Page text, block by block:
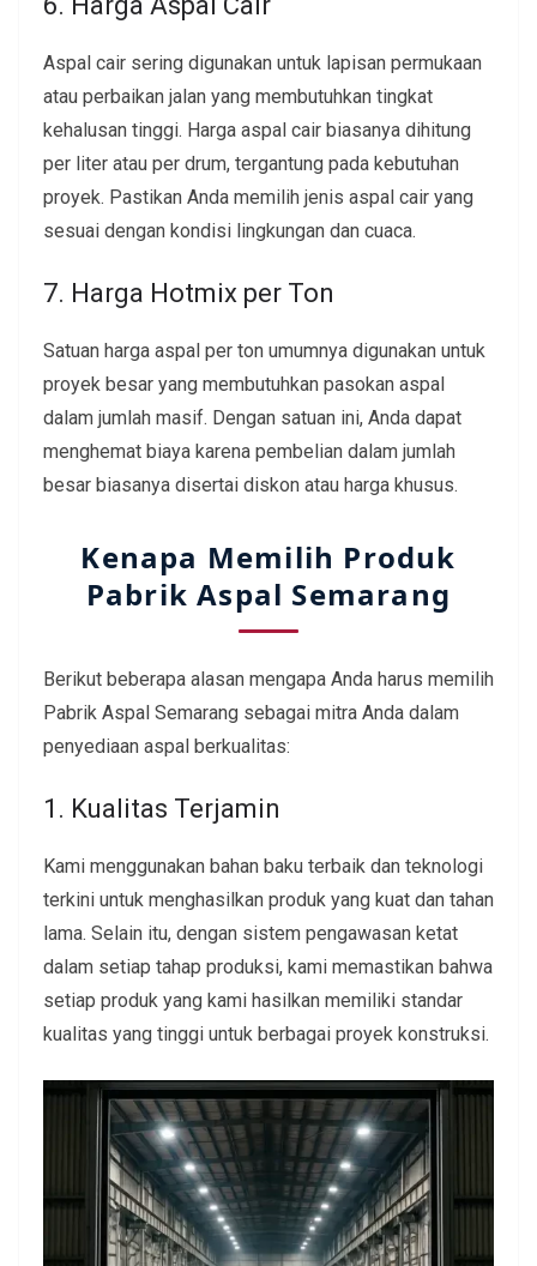
Aspal cair sering digunakan untuk lapisan permukaan
atau perbaikan jalan yang membutuhkan tingkat
kehalusan tinggi. Harga aspal cair biasanya dihitung
per liter atau per drum, tergantung pada kebutuhan
proyek. Pastikan Anda memilih jenis aspal cair yang
sesuai dengan kondisi lingkungan dan cuaca.
7. Harga Hotmix per Ton
Satuan harga aspal per ton umumnya digunakan untuk
proyek besar yang membutuhkan pasokan aspal
dalam jumlah masif. Dengan satuan ini, Anda dapat
menghemat biaya karena pembelian dalam jumlah
besar biasanya disertai diskon atau harga khusus.
Kenapa Memilih Produk
Pabrik Aspal Semarang
Berikut beberapa alasan mengapa Anda harus memilih
Pabrik Aspal Semarang sebagai mitra Anda dalam
penyediaan aspal berkualitas:
1. Kualitas Terjamin
Kami menggunakan bahan baku terbaik dan teknologi
terkini untuk menghasilkan produk yang kuat dan tahan
lama. Selain itu, dengan sistem pengawasan ketat
dalam setiap tahap produksi, kami memastikan bahwa
setiap produk yang kami hasilkan memiliki standar
kualitas yang tinggi untuk berbagai proyek konstruksi.